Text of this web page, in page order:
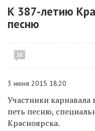
К 387-летию
песню
16
3 июня 2015 18:20
Участники карнавала
петь песню,
Красноярска.